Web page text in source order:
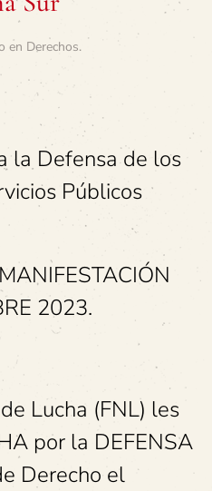
en Derechos.
la Defensa de los
Públicos
2023.
Lucha (FNL) les
por la DEFENSA
Derecho el